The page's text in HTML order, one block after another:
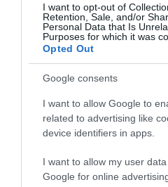
I want to opt-out of
Retention, Sale, and/or
Personal Data that Is
Purposes for which it was
Opted Out
Google consents
I want to allow Google to
related to advertising like
device identifiers in apps.
I want to allow my user
Google for online
potrivit. Alți 12% sunt „cei
coadă” și se alătură unei
grupul lor, ca să prindă un
diferențe: 15% dintre
în această categorie,
britanici. Ultima categorie,
reprezintă 11% dintre
preferă să urce ultimii în
francezii, cu 17%, sunt cei
îmbarcării timpurii. La fel